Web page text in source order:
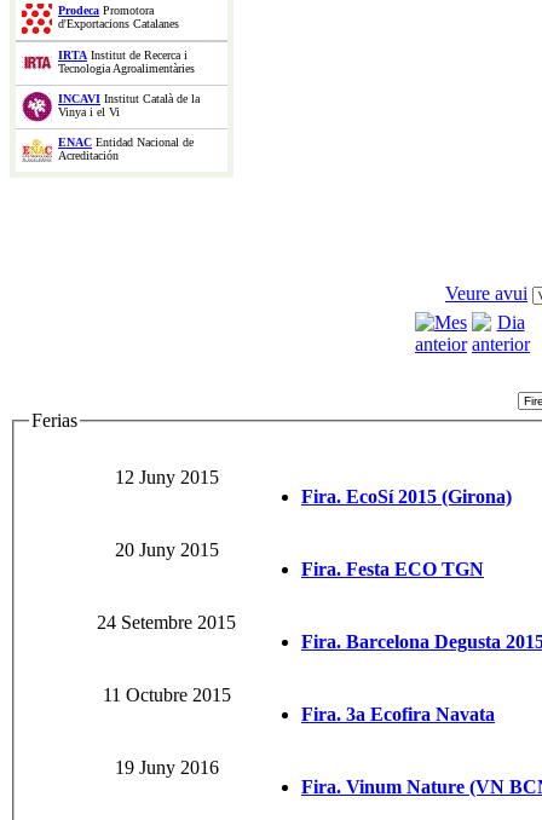
Prodeca Promotora
d'Exportacions Catalanes
IRTA Institut de Recerca i
Tecnologia Agroalimentàries
INCAVI Institut Català de la
Vinya i el Vi
ENAC Entidad Nacional de
Acreditación
Veure avui
Ferias
12 Juny 2015
Fira. EcoSí 2015 (Girona)
20 Juny 2015
Fira. Festa ECO TGN
24 Setembre 2015
Fira. Barcelona Degusta
11 Octubre 2015
Fira. 3a Ecofira Navata
19 Juny 2016
Fira. Vinum Nature (VN